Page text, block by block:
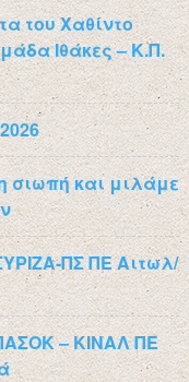
του Χαθίντο
Ιθάκες – Κ.Π.
σιωπή και μιλάμε
ΠΣ ΠΕ Αιτωλ/
– ΚΙΝΑΛ ΠΕ